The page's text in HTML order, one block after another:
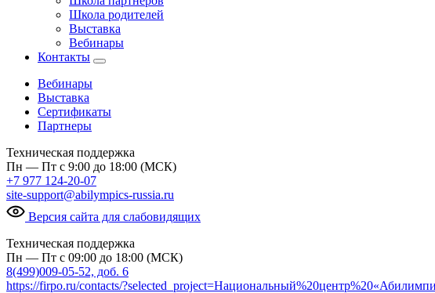
Школа родителей
Выставка
Вебинары
Контакты
Вебинары
Выставка
Сертификаты
Партнеры
Техническая поддержка
Пн — Пт с 9:00 до 18:00 (МСК)
+7 977 124-20-07
site-support@abilympics-russia.ru
Версия сайта для слабовидящих
Техническая поддержка
Пн — Пт с 09:00 до 18:00 (МСК)
8(499)009-05-52, доб. 6
https://firpo.ru/contacts/